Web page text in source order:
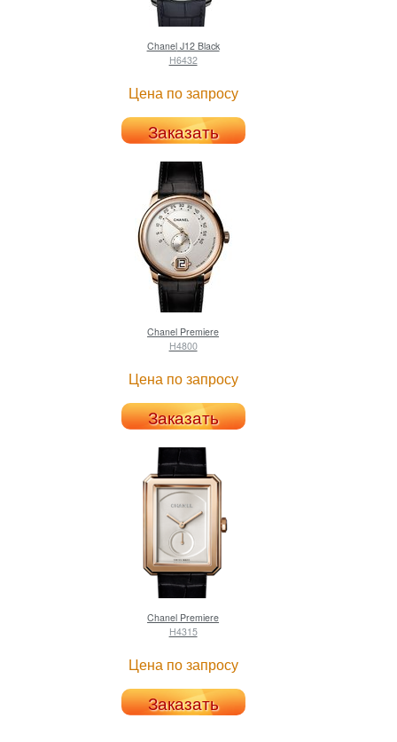
ChanelJ12 Black
H6432
Цена по запросу
Заказать
Chanel Premiere
H4800
Цена по запросу
Заказать
Chanel Premiere
H4315
Цена по запросу
Заказать